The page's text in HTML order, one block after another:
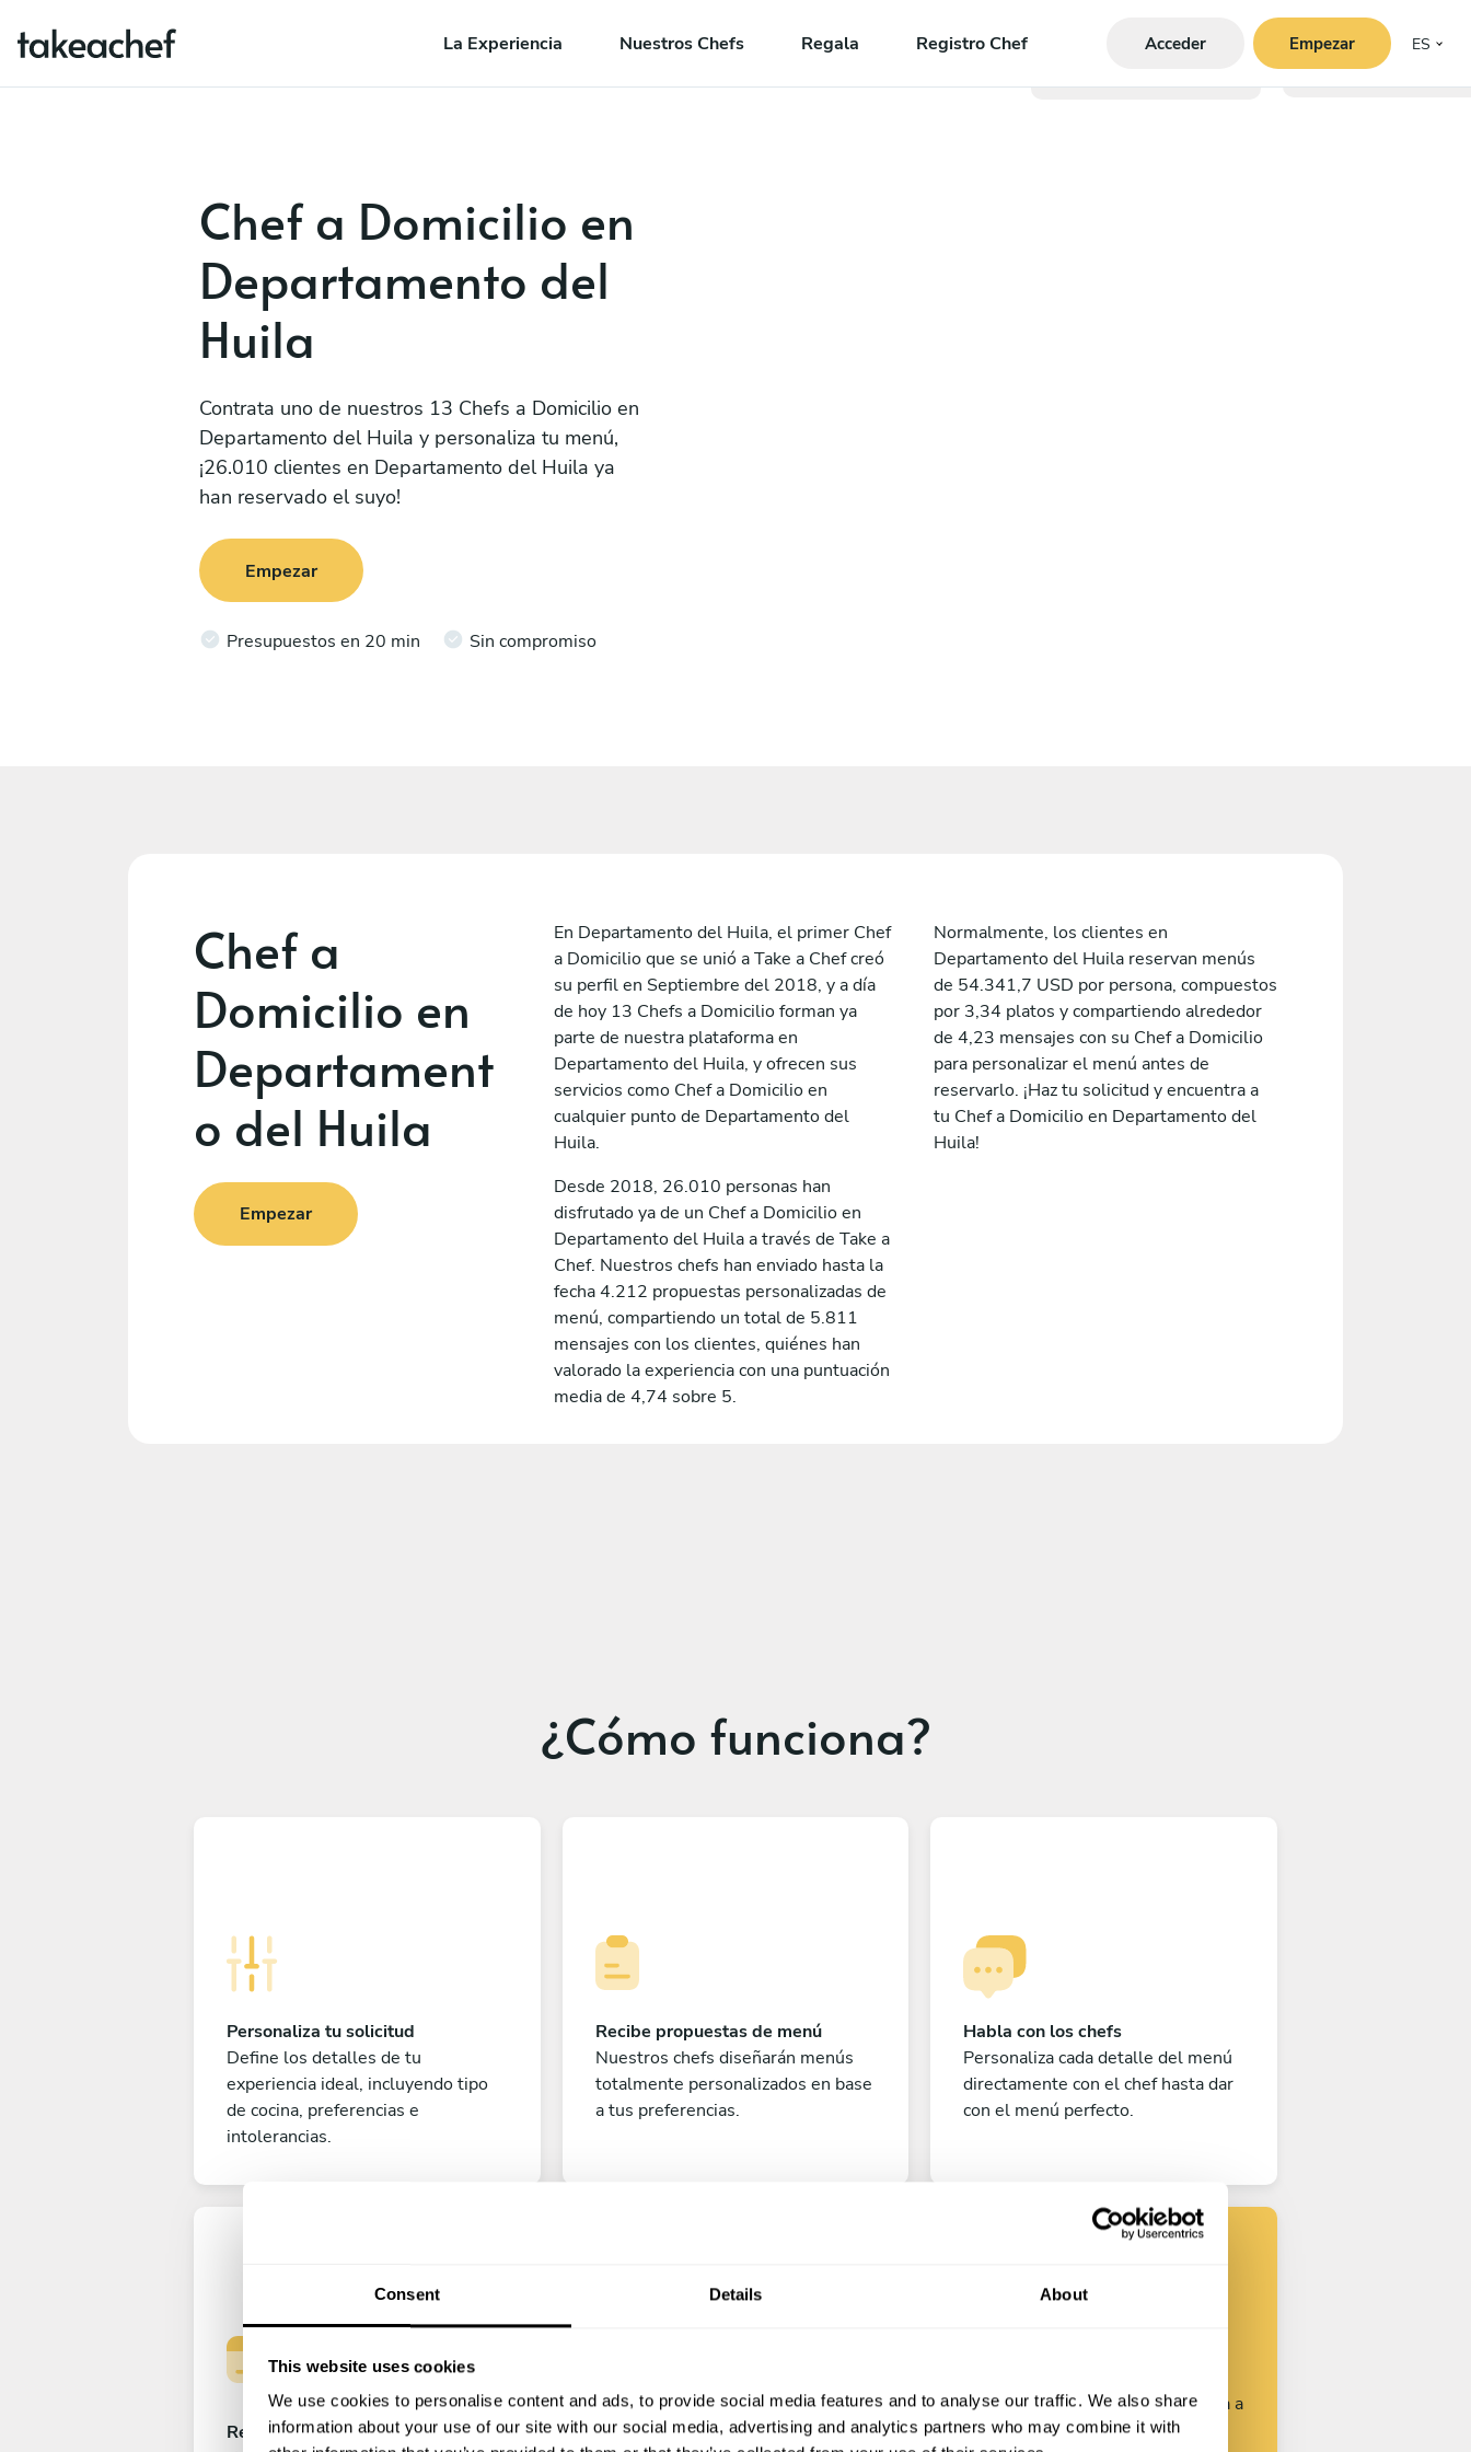
Consent Details About
This website uses cookies
We use cookies to personalise content and ads, to provide social media features and to analyse our traffic. We also share
information about your use of our site with our social media, advertising and analytics partners who may combine it with
La Experiencia Nuestros Chefs Regala Registro Chef Acceder Empezar ES
Chef a Domicilio en
Departamento del
Huila
Contrata uno de nuestros 13 Chefs a Domicilio en
Departamento del Huila y personaliza tu menú,
¡26.010 clientes en Departamento del Huila ya
han reservado el suyo!
Empezar
Presupuestos en 20 min Sin compromiso
Chef a
Domicilio en
Departament
o del Huila
Empezar
En Departamento del Huila, el primer Chef
a Domicilio que se unió a Take a Chef creó
su perfil en Septiembre del 2018, y a día
de hoy 13 Chefs a Domicilio forman ya
parte de nuestra plataforma en
Departamento del Huila, y ofrecen sus
servicios como Chef a Domicilio en
cualquier punto de Departamento del
Huila.
Desde 2018, 26.010 personas han
disfrutado ya de un Chef a Domicilio en
Departamento del Huila a través de Take a
Chef. Nuestros chefs han enviado hasta la
fecha 4.212 propuestas personalizadas de
menú, compartiendo un total de 5.811
mensajes con los clientes, quiénes han
valorado la experiencia con una puntuación
media de 4,74 sobre 5.
Normalmente, los clientes en
Departamento del Huila reservan menús
de 54.341,7 USD por persona, compuestos
por 3,34 platos y compartiendo alrededor
de 4,23 mensajes con su Chef a Domicilio
para personalizar el menú antes de
reservarlo. ¡Haz tu solicitud y encuentra a
tu Chef a Domicilio en Departamento del
Huila!
¿Cómo funciona?
Personaliza tu solicitud
Define los detalles de tu
experiencia ideal, incluyendo tipo
de cocina, preferencias e
intolerancias.
Recibe propuestas de menú
Nuestros chefs diseñarán menús
totalmente personalizados en base
a tus preferencias.
Habla con los chefs
Personaliza cada detalle del menú
directamente con el chef hasta dar
con el menú perfecto.
Reserva tu experiencia
¡A disfrutar!
Encuentra tu
Personaliza tu solicitud y empieza a
hablar con los chefs.